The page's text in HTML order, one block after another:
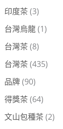
印度茶 (3)
台灣烏龍(1)
台灣茶 (8)
台灣茶 (435)
品牌(90)
得獎茶 (64)
文山包種茶 (2)